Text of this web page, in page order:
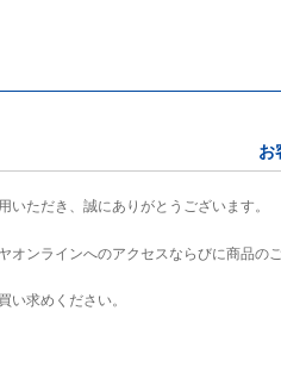
お
いただき、誠にありがとうございます。
オンラインへのアクセスならびに商品の
い求めください。